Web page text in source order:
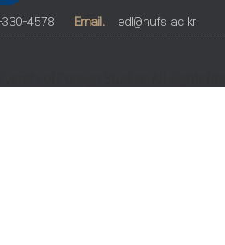
4578 Email. edl@hufs.ac.kr